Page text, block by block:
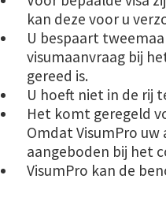
kan deze voor u
U bespaart
visumaanvraag bij
gereed is.
U hoeft niet in de rij
Het komt geregeld
Omdat VisumPro
aangeboden bij het
VisumPro kan de